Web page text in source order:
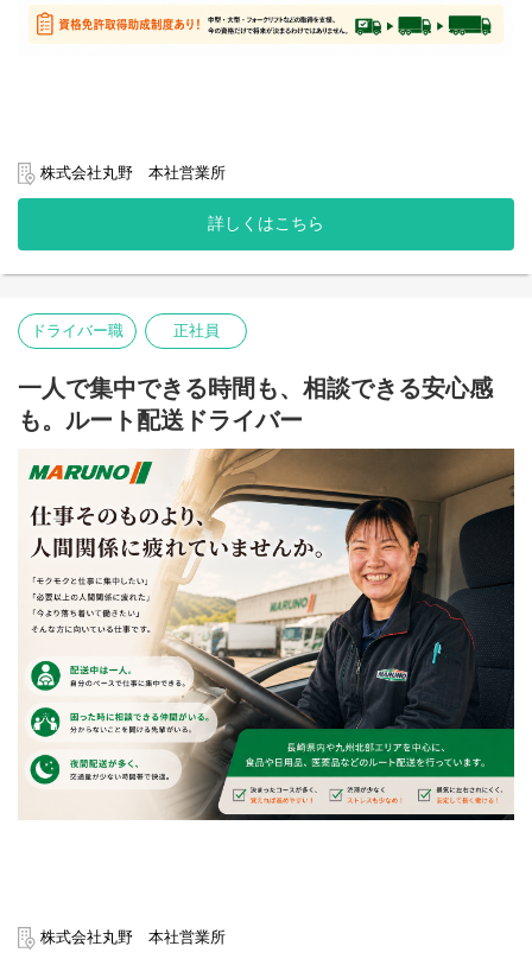
株式会社丸野 本社営業所
詳しくはこちら
ドライバー職 正社員
一人で集中できる時間も、相談できる安心感
も。ルート配送ドライバー
株式会社丸野 本社営業所